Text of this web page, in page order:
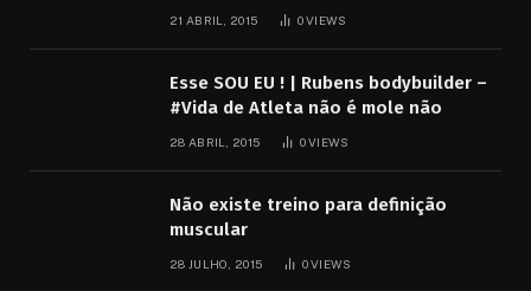
21 ABRIL, 2015 0VIEWS
Esse SOU EU ! | Rubens bodybuilder –
#Vida de Atleta não é mole não
28 ABRIL, 2015 0VIEWS
Não existe treino para definição
muscular
28 JULHO, 2015 0VIEWS